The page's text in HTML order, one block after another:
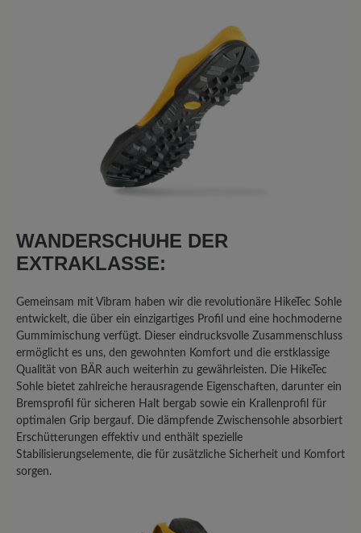
Bewertung mit 1 von 5 Sternen
Der Bär Bergkomfort Wanderstiefel
2.0 ist eine teure Enttäuschung
ich bewusst über 300 Euro in der
Erwartung, ein absolutes Premium-
wirbt mit Qualität, Komfort und
Langlebigkeit. Meine persönlichen
Erfahrungen zeichnen jedoch ein völlig
anderes Bild und führen zu dem klaren
Fazit: Dieser Schuh ist sein Geld nicht
wert, und die Firma Bär liefert nicht die
Qualität ab, die man bei diesem Preis
erwarten darf. Gekauft habe ich die
Schuhe im Juni 2023. Nach nicht einmal
zwei Jahren normaler Nutzung, bei der
die ein weiteres Benutzen
WANDERSCHUHE DER
EXTRAKLASSE:
Gemeinsam mit Vibram haben wir die revolutionäre HikeTec Sohle
entwickelt, die über ein einzigartiges Profil und eine hochmoderne
Gummimischung verfügt. Dieser eindrucksvolle Zusammenschluss
ermöglicht es uns, den gewohnten Komfort und die erstklassige
Qualität von BÄR auch weiterhin zu gewährleisten. Die HikeTec
Sohle bietet zahlreiche herausragende Eigenschaften, darunter ein
Bremsprofil für sicheren Halt bergab sowie ein Krallenprofil für
optimalen Grip bergauf. Die dämpfende Zwischensohle absorbiert
Erschütterungen effektiv und enthält spezielle
Stabilisierungselemente, die für zusätzliche Sicherheit und Komfort
sorgen.